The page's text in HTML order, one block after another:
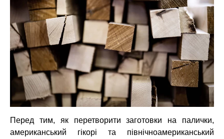
Перед тим, як перетворити заготовки на палички,
американський гікорі та північноамериканський